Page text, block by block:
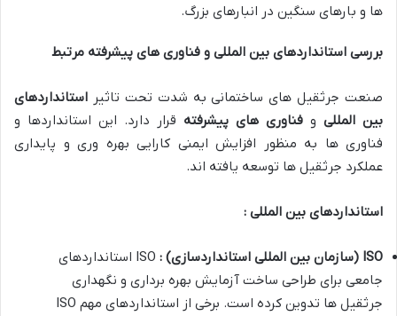
ها و بارهای سنگین در انبارهای بزرگ.
بررسی استانداردهای بین المللی و فناوری های پیشرفته مرتبط
صنعت جرثقیل های ساختمانی به شدت تحت تاثیر استانداردهای
بین المللی و فناوری های پیشرفته قرار دارد. این استانداردها و
فناوری ها به منظور افزایش ایمنی کارایی بهره وری و پایداری
عملکرد جرثقیل ها توسعه یافته اند.
استانداردهای بین المللی :
ISO ( سازمان بین المللی استانداردسازی) :
ISO استانداردهای
جامعی برای طراحی ساخت آزمایش بهره برداری و نگهداری
جرثقیل ها تدوین کرده است. برخی از استانداردهای مهم ISO